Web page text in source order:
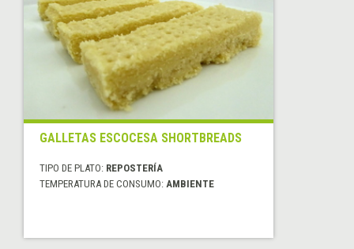
GALLETAS ESCOCESA SHORTBREADS
TIPO DE PLATO: REPOSTERÍA
TEMPERATURA DE CONSUMO: AMBIENTE